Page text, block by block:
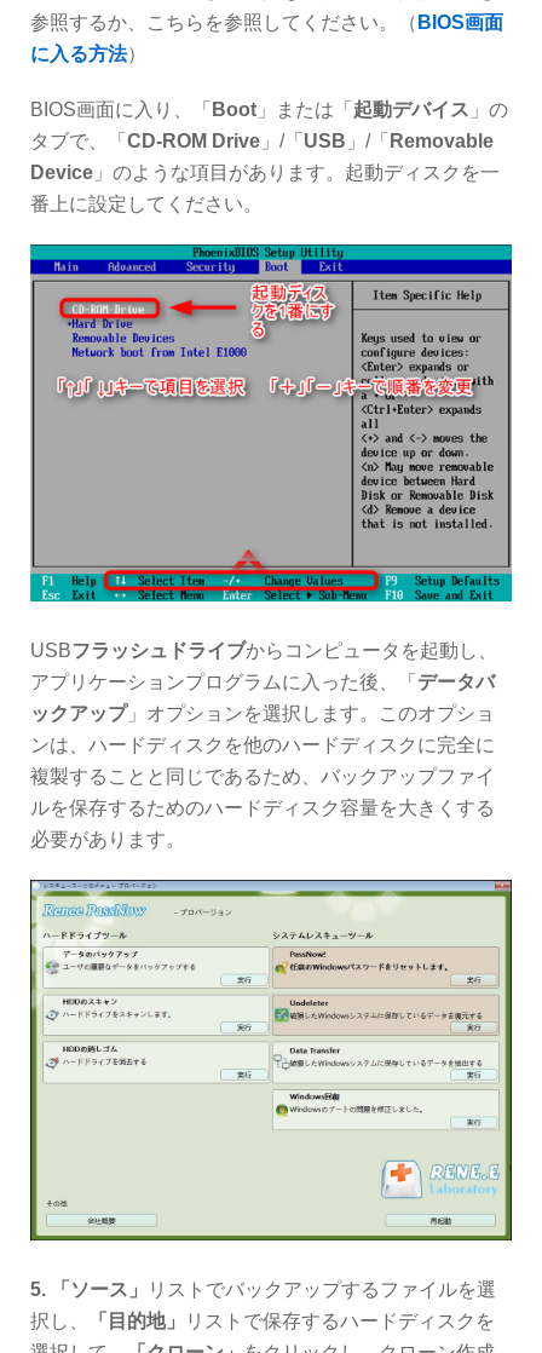
参照するか、こちらを参照してください。（ BIOS画面
に入る方法）
BIOS画面に入り、「 Boot 」または「 起動デバイス 」の
タブで、「 CD-ROM Drive 」/「 USB 」/「 Removable
Device 」のような項目があります。起動ディスクを一
番上に設定してください。
USBフラッシュドライブからコンピュータを起動し、
アプリケーションプログラムに入った後、「 データバ
ックアップ」オプションを選択します。このオプショ
ンは、ハードディスクを他のハードディスクに完全に
複製することと同じであるため、バックアップファイ
ルを保存するためのハードディスク容量を大きくする
必要があります。
5. 「ソース」
リストでバックアップするファイルを選
択し、
「目的地」
リストで保存するハードディスクを